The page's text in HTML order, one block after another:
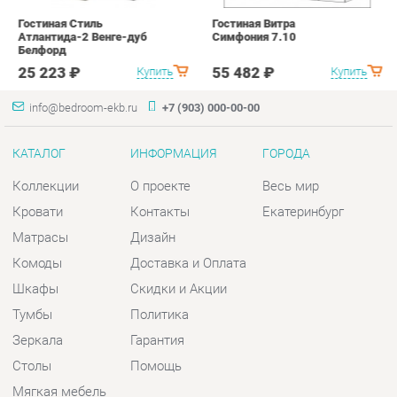
КАТАЛОГ
Коллекции
Матрасы
Тумбы
Зеркала
Столы
Мягкая мебель
Комплектующие
ИНФОРМАЦИЯ
О проекте
Дизайн
Политика
Гарантия
Помощь
ГОРОДА
Весь мир
КОНТАКТЫ
Шоурум и склад самовывоза
Адрес: г. Екатеринбург, пер.